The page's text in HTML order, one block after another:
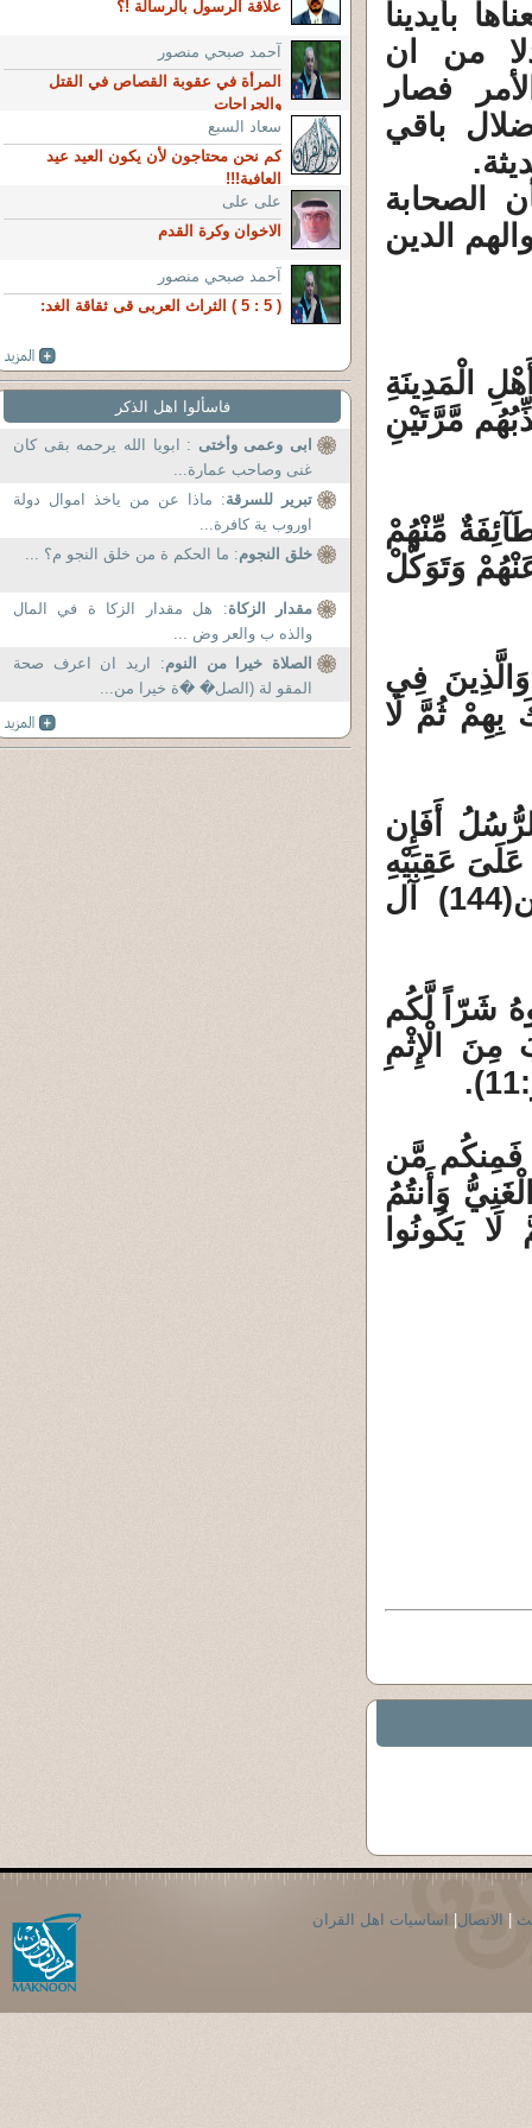
بأيدينا
من ان
فصار
باقي
الصحابة
الدين
الْمَدِينَةِ
مَّرَّتَيْنِ
مِّنْهُمْ
وَتَوَكَّلْ
فِي
بِهِمْ ثُمَّ لَا
أَفَإِن
عَقِبَيْهِ
فَلَن يَضُرَّ اللّهَ شَيْئاً وَسَيَجْزِي اللّهُ الشّاكرين(144) آل
شَرّاً لَّكُم
الْإِثْمِ
فَمِنكُم مَّن
وَأَنتُمُ
يَكُونُوا
علاقة الرسول بالرسالة !؟
آحمد صبحي منصور
المرأة في عقوبة القصاص في القتل
والجراحات
سعاد السبع
كم نحن محتاجون لأن يكون العيد عيد
العافية!!!
على على
الاخوان وكرة القدم
آحمد صبحي منصور
( 5 : 5 ) الثراث العربى قى ثقاقة الغد:
فاسألوا اهل الذكر
ابى وعمى وأختى : ابويا الله يرحمه بقى كان
غنى وصاحب عمارة...
تبرير للسرقة: ماذا عن من ياخذ اموال دولة
اوروب ية كافرة...
خلق النجوم: ما الحكم ة من خلق النجو م؟ ...
مقدار الزكاة: هل مقدار الزكا ة في المال
والذه ب والعر وض ...
الصلاة خيرا من النوم: اريد ان اعرف صحة
المقو لة (الصل� �ة خيرا من...
| الاتصال| اساسيات اهل القران